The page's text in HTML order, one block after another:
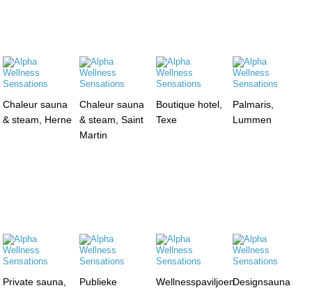
Chaleur sauna
& steam, Herne
Chaleur sauna
& steam, Saint
Martin
Boutique hotel,
Texe
Palmaris,
Lummen
Private sauna,
Publieke
WellnesspaviljoenDesignsauna